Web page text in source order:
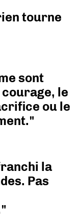
tourne
sont
le
ou le
la
Pas